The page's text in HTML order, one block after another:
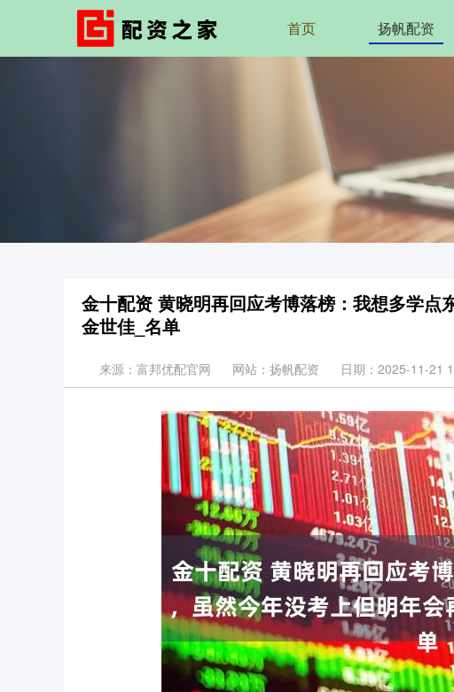
首页 扬帆配资
金十配资 黄晓明再回应考博落榜：我想多学点
金世佳_名单
来源：富邦优配官网 网站：扬帆配资 日期：2025-11-21